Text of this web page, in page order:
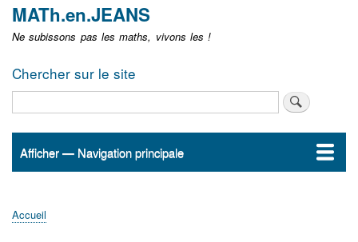
MATh.en.JEANS
Ne subissons pas les maths, vivons les !
Chercher sur le site
Navigation
Afficher — Navigation principale
Accueil
ActualitésMATh.en.JEANS ?
Régions et Ateliers
Créer, gérer un atelier
Sujets/Publications
Congrès
Accueil